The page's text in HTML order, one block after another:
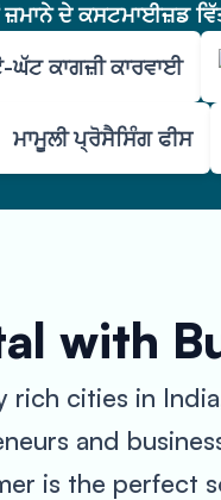
ਦੇ ਕਸਟਮਾਈਜ਼ਡ
ਘੱਟ ਕਾਗਜ਼ੀ ਕਾਰਵਾਈ
ਮਾਮੂਲੀ ਪ੍ਰੋਸੈਸਿੰਗ ਫੀਸ
with
cities in
and
is the